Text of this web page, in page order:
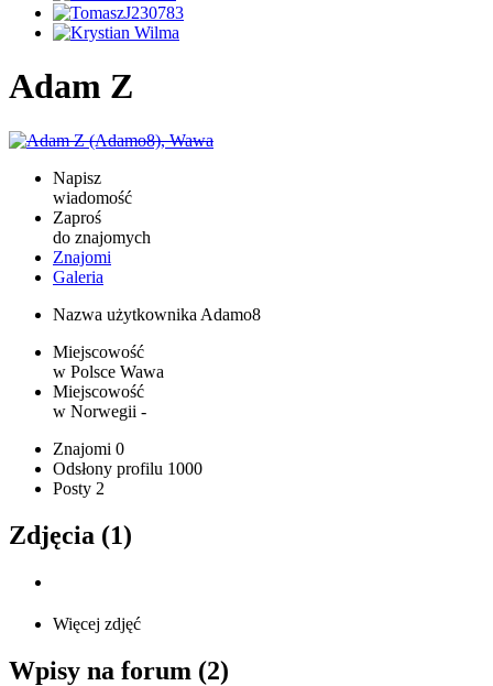
Adam Z
Napisz
wiadomość
Zaproś
do znajomych
Znajomi
Galeria
Nazwa użytkownika Adamo8
Miejscowość
w Polsce Wawa
Miejscowość
w Norwegii -
Znajomi 0
Odsłony profilu 1000
Posty 2
Zdjęcia (1)
Więcej zdjęć
Wpisy na forum (2)